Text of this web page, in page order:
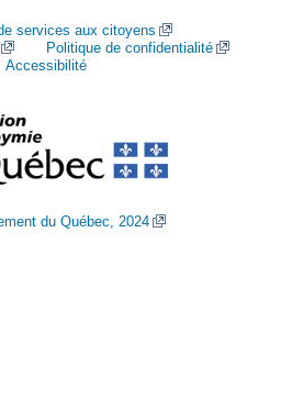
services aux citoyens
Politique de confidentialité
Accessibilité
du Québec, 2024